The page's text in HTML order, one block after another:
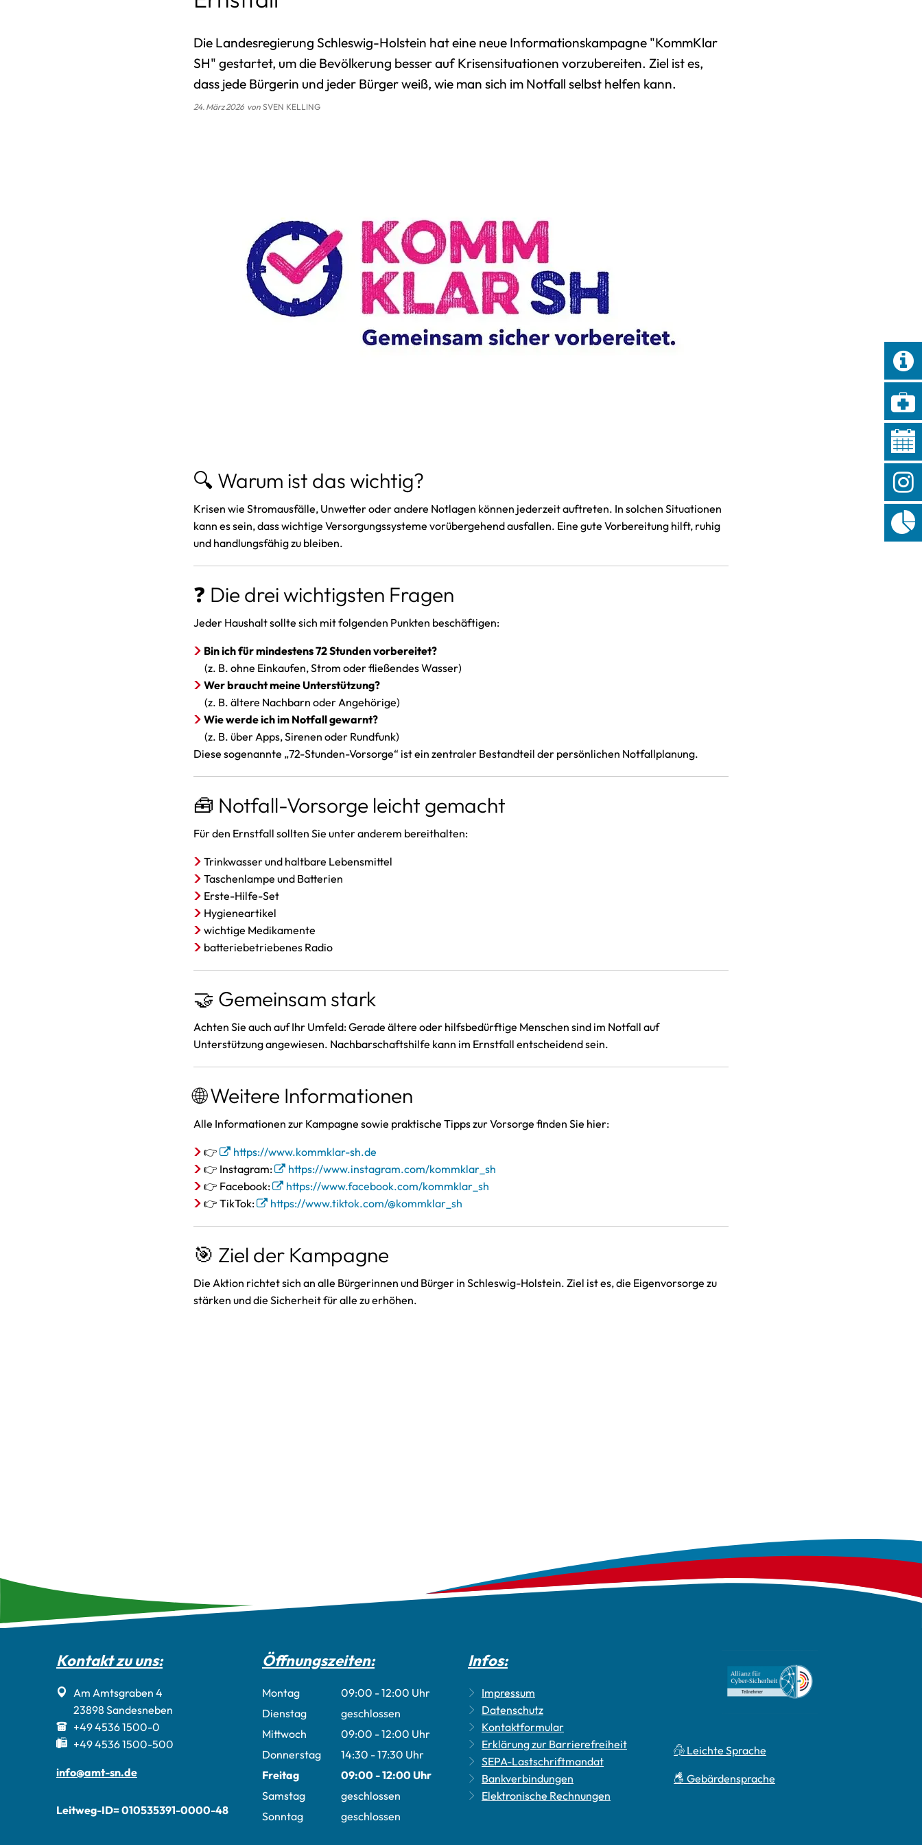
Onlinedienste
Gleichstellung
Schiedsamt
Zwangsversteigerungen
Beratungsangebote
Unternehmen & Dienstleistungen
Die Landesregierung Schleswig-Holstein hat eine neue Informationskampagne "KommKlar
SH" gestartet, um die Bevölkerung besser auf Krisensituationen vorzubereiten. Ziel ist es,
dass jede Bürgerin und jeder Bürger weiß, wie man sich im Notfall selbst helfen kann.
24. März 2026 von SVEN KELLING
🔍 Warum ist das wichtig?
Krisen wie Stromausfälle, Unwetter oder andere Notlagen können jederzeit auftreten. In solchen Situationen
kann es sein, dass wichtige Versorgungssysteme vorübergehend ausfallen. Eine gute Vorbereitung hilft, ruhig
und handlungsfähig zu bleiben.
❓ Die drei wichtigsten Fragen
Jeder Haushalt sollte sich mit folgenden Punkten beschäftigen:
Bin ich für mindestens 72 Stunden vorbereitet?
(z. B. ohne Einkaufen, Strom oder fließendes Wasser)
Wer braucht meine Unterstützung?
(z. B. ältere Nachbarn oder Angehörige)
Wie werde ich im Notfall gewarnt?
(z. B. über Apps, Sirenen oder Rundfunk)
Diese sogenannte „72-Stunden-Vorsorge“ ist ein zentraler Bestandteil der persönlichen Notfallplanung.
🧰 Notfall-Vorsorge leicht gemacht
Für den Ernstfall sollten Sie unter anderem bereithalten:
Trinkwasser und haltbare Lebensmittel
Taschenlampe und Batterien
Erste-Hilfe-Set
Hygieneartikel
wichtige Medikamente
batteriebetriebenes Radio
🤝 Gemeinsam stark
Achten Sie auch auf Ihr Umfeld: Gerade ältere oder hilfsbedürftige Menschen sind im Notfall auf
Unterstützung angewiesen. Nachbarschaftshilfe kann im Ernstfall entscheidend sein.
🌐 Weitere Informationen
Alle Informationen zur Kampagne sowie praktische Tipps zur Vorsorge finden Sie hier:
👉
https://www.kommklar-sh.de
👉 Instagram:
https://www.instagram.com/kommklar_sh
👉 Facebook:
https://www.facebook.com/kommklar_sh
👉 TikTok:
https://www.tiktok.com/@kommklar_sh
🎯 Ziel der Kampagne
Die Aktion richtet sich an alle Bürgerinnen und Bürger in Schleswig-Holstein. Ziel ist es, die Eigenvorsorge zu
stärken und die Sicherheit für alle zu erhöhen.
Kontakt zu uns:
Am Amtsgraben 4
23898 Sandesneben
+49 4536 1500-0
+49 4536 1500-500
info@amt-sn.de
Leitweg-ID= 010535391-0000-48
Öffnungszeiten:
Montag 09:00 -12:00 Uhr
Von 09:00 bis 12:00 Uhr
Dienstag
geschlossen
Mittwoch
09:00 -12:00 Uhr
Von 09:00 bis 12:00 Uhr
Donnerstag 14:30 -17:30 Uhr
Von 14:30 bis 17:30 Uhr
Freitag 09:00-12:00 Uhr
Von 09:00 bis 12:00 Uhr
Samstag
geschlossen
Sonntag
geschlossen
Infos:
Impressum
Datenschutz
Kontaktformular
Erklärung zur Barrierefreiheit
SEPA-Lastschriftmandat
Bankverbindungen
Elektronische Rechnungen
Leichte Sprache
Gebärdensprache